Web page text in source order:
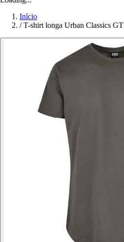
Início
/ T-shirt longa Urban Classics GT